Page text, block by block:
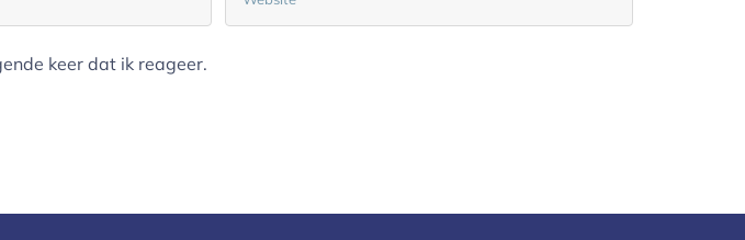
keer dat ik reageer.